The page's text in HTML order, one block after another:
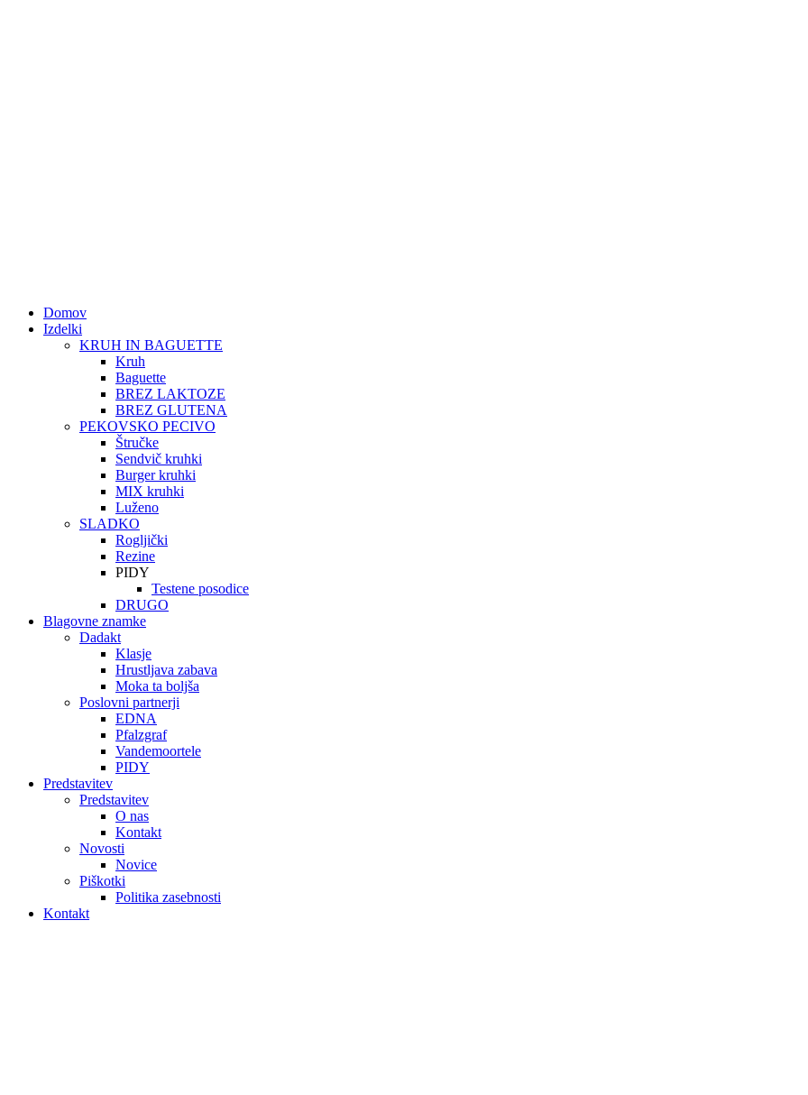
Domov
Izdelki
KRUH IN BAGUETTE
Kruh
Baguette
BREZ LAKTOZE
BREZ GLUTENA
PEKOVSKO PECIVO
Štručke
Sendvič kruhki
Burger kruhki
MIX kruhki
Luženo
SLADKO
Rogljički
Rezine
PIDY
Testene posodice
DRUGO
Blagovne znamke
Dadakt
Klasje
Hrustljava zabava
Moka ta boljša
Poslovni partnerji
EDNA
Pfalzgraf
Vandemoortele
PIDY
Predstavitev
Predstavitev
O nas
Kontakt
Novosti
Novice
Piškotki
Politika zasebnosti
Kontakt